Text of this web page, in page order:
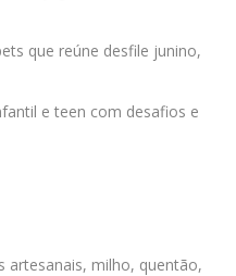
que reúne desfile junino,
e teen com desafios e
artesanais, milho, quentão,